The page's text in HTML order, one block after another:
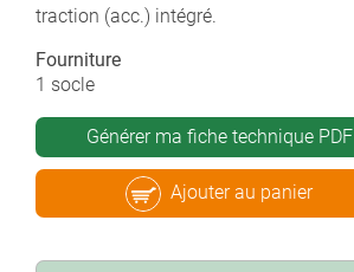
traction (acc.) intégré.
Fourniture
1 socle
Générer ma fiche technique PDF
Ajouter au panier